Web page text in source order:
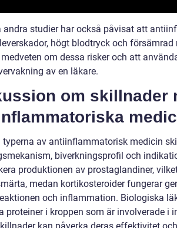
andra studier har också påvisat att
högt blodtryck och
om dessa risker och att
av en läkare.
om skillnader
typerna av antiinflammatorisk medicin
biverkningsprofil och
produktionen av prostaglandiner,
medan kortikosteroider fungerar
och inflammation. Biologiska
proteiner i kroppen som är involverade i
kan påverka deras effektivitet